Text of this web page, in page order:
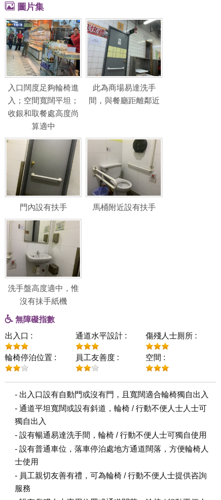
圖片集
入口闊度足夠輪椅進
入；空間寬闊平坦；
收銀和取餐處高度尚
算適中
此為商場易達洗手
間，與餐廳距離鄰近
門內設有扶手 馬桶附近設有扶手
洗手盤高度適中，惟
沒有抺手紙機
無障礙指數
出入口 :
通道水平設計 : 傷殘人士厠所 :
輪椅停泊位置 : 員工友善度 : 空間 :
- 出入口設有自動門或沒有門，且寬闊適合輪椅獨自出入
- 通道平坦寬闊或設有斜道，輪椅 / 行動不便人士人士可
獨自出入
- 設有暢通易達洗手間，輪椅 / 行動不便人士可獨自使用
- 設有普通車位，落車停泊處地方通道闊落，方便輪椅人
士使用
- 員工親切友善有禮，可為輪椅 / 行動不便人士提供咨詢
服務